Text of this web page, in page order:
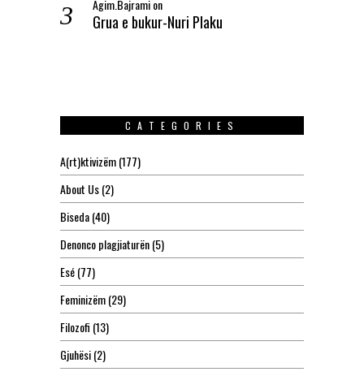
Agim.Bajramion
Grua e bukur-Nuri Plaku
CATEGORIES
A(rt)ktivizëm(177)
About Us(2)
Biseda(40)
Denonco plagjiaturën(5)
Esé(77)
Feminizëm(29)
Filozofi (13)
Gjuhësi(2)